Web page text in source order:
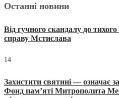
Останні новини
Від гучного скандалу до
справу Мстислава
14
Захистити святині — означає
Фонд пам’яті Митрополита